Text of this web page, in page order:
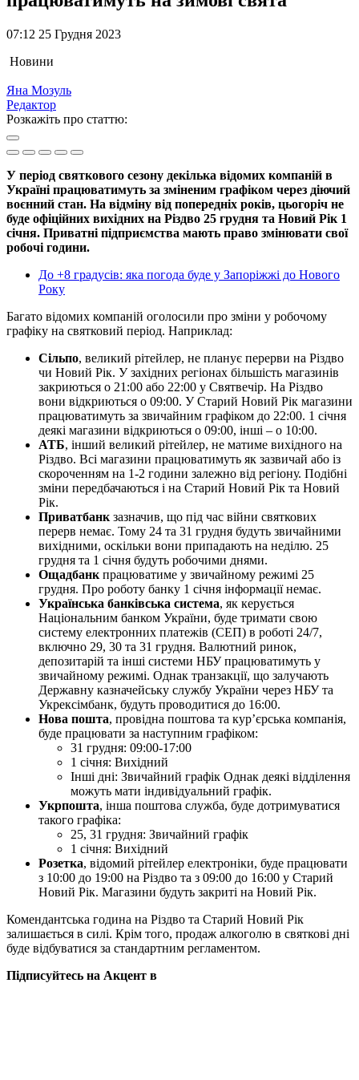
07:12 25 Грудня 2023
Новини
Яна Мозуль
Редактор
Розкажіть про статтю:
У період святкового сезону декілька відомих компаній в
Україні працюватимуть за зміненим графіком через діючий
воєнний стан. На відміну від попередніх років, цьогоріч не
буде офіційних вихідних на Різдво 25 грудня та Новий Рік 1
січня. Приватні підприємства мають право змінювати свої
робочі години.
До +8 градусів: яка погода буде у Запоріжжі до Нового
Року
Багато відомих компаній оголосили про зміни у робочому
графіку на святковий період. Наприклад:
Сільпо, великий рітейлер, не планує перерви на Різдво
чи Новий Рік. У західних регіонах більшість магазинів
закриються о 21:00 або 22:00 у Святвечір. На Різдво
вони відкриються о 09:00. У Старий Новий Рік магазини
працюватимуть за звичайним графіком до 22:00. 1 січня
деякі магазини відкриються о 09:00, інші – о 10:00.
АТБ, інший великий рітейлер, не матиме вихідного на
Різдво. Всі магазини працюватимуть як зазвичай або із
скороченням на 1-2 години залежно від регіону. Подібні
зміни передбачаються і на Старий Новий Рік та Новий
Рік.
Приватбанк зазначив, що під час війни святкових
перерв немає. Тому 24 та 31 грудня будуть звичайними
вихідними, оскільки вони припадають на неділю. 25
грудня та 1 січня будуть робочими днями.
Ощадбанк працюватиме у звичайному режимі 25
грудня. Про роботу банку 1 січня інформації немає.
Українська банківська система, як керується
Національним банком України, буде тримати свою
систему електронних платежів (СЕП) в роботі 24/7,
включно 29, 30 та 31 грудня. Валютний ринок,
депозитарій та інші системи НБУ працюватимуть у
звичайному режимі. Однак транзакції, що залучають
Державну казначейську службу України через НБУ та
Укрексімбанк, будуть проводитися до 16:00.
Нова пошта, провідна поштова та кур’єрська компанія,
буде працювати за наступним графіком:
31 грудня: 09:00-17:00
1 січня: Вихідний
Інші дні: Звичайний графік Однак деякі відділення
можуть мати індивідуальний графік.
Укрпошта, інша поштова служба, буде дотримуватися
такого графіка:
25, 31 грудня: Звичайний графік
1 січня: Вихідний
Розетка, відомий рітейлер електроніки, буде працювати
з 10:00 до 19:00 на Різдво та з 09:00 до 16:00 у Старий
Новий Рік. Магазини будуть закриті на Новий Рік.
Комендантська година на Різдво та Старий Новий Рік
залишається в силі. Крім того, продаж алкоголю в святкові дні
буде відбуватися за стандартним регламентом.
Підписуйтесь на Акцент в